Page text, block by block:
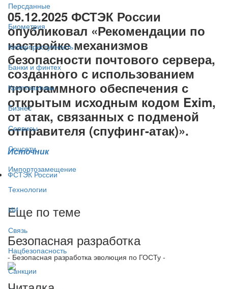
Персданные
Биометрия
Киберпреступность
Банки и финтех
Криптоактивы
Бизнес
Сервисы
Соцсети
Импортозамещение
Технологии
ИИ
Связь
Нацбезопасность
Санкции
05.12.2025 ФСТЭК России
опубликовал «Рекомендации по
настройке механизмов
безопасности почтового сервера,
созданного с использованием
программного обеспечения с
открытым исходным кодом Exim,
от атак, связанных с подменой
отправителя (спуфинг-атак)».
Источник
ФСТЭК России
Еще по теме
Безопасная разработка
- Безопасная разработка эволюция по ГОСТу -